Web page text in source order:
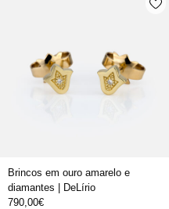
Brincos em ouro amarelo e
diamantes | DeLírio
790,00€